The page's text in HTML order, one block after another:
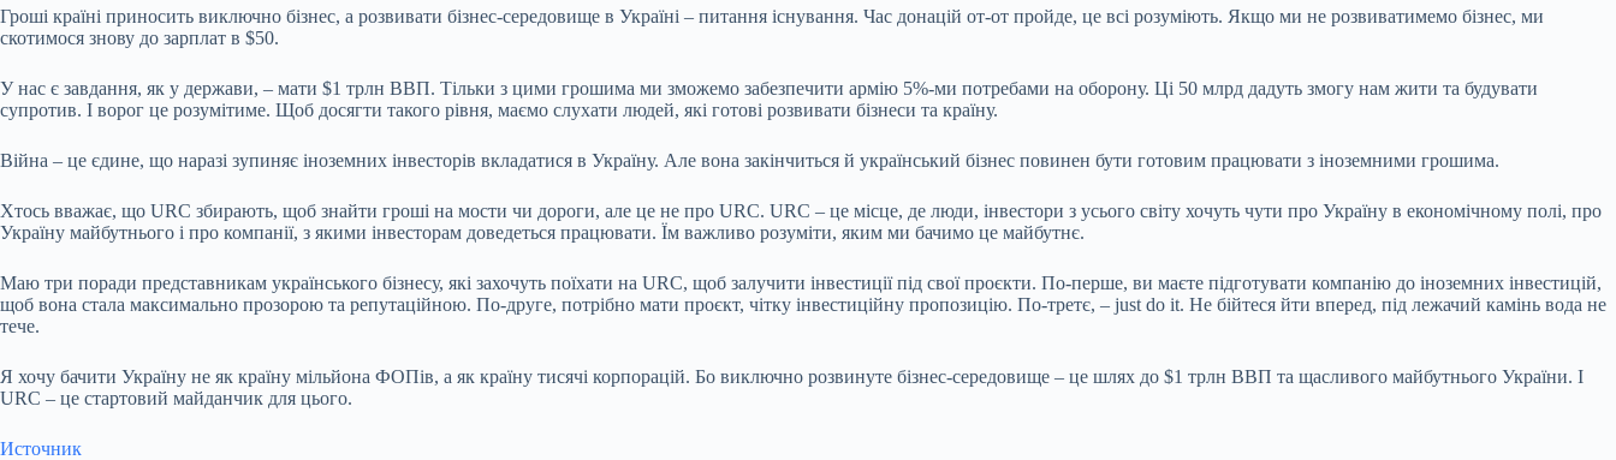
Гроші країні приносить виключно бізнес, а розвивати бізнес-середовище в Україні – питання існування. Час донацій от-от пройде, це всі розуміють. Якщо ми не розвиватимемо бізнес, ми
скотимося знову до зарплат в $50.
У нас є завдання, як у держави, – мати $1 трлн ВВП. Тільки з цими грошима ми зможемо забезпечити армію 5%-ми потребами на оборону. Ці 50 млрд дадуть змогу нам жити та будувати
супротив. І ворог це розумітиме. Щоб досягти такого рівня, маємо слухати людей, які готові розвивати бізнеси та країну.
Війна – це єдине, що наразі зупиняє іноземних інвесторів вкладатися в Україну. Але вона закінчиться й український бізнес повинен бути готовим працювати з іноземними грошима.
Хтось вважає, що URC збирають, щоб знайти гроші на мости чи дороги, але це не про URC. URC – це місце, де люди, інвестори з усього світу хочуть чути про Україну в економічному полі, про
Україну майбутнього і про компанії, з якими інвесторам доведеться працювати. Їм важливо розуміти, яким ми бачимо це майбутнє.
Маю три поради представникам українського бізнесу, які захочуть поїхати на URC, щоб залучити інвестиції під свої проєкти. По-перше, ви маєте підготувати компанію до іноземних інвестицій,
щоб вона стала максимально прозорою та репутаційною. По-друге, потрібно мати проєкт, чітку інвестиційну пропозицію. По-третє, – just do it. Не бійтеся йти вперед, під лежачий камінь вода не
тече.
Я хочу бачити Україну не як країну мільйона ФОПів, а як країну тисячі корпорацій. Бо виключно розвинуте бізнес-середовище – це шлях до $1 трлн ВВП та щасливого майбутнього України. І
URC – це стартовий майданчик для цього.
Источник